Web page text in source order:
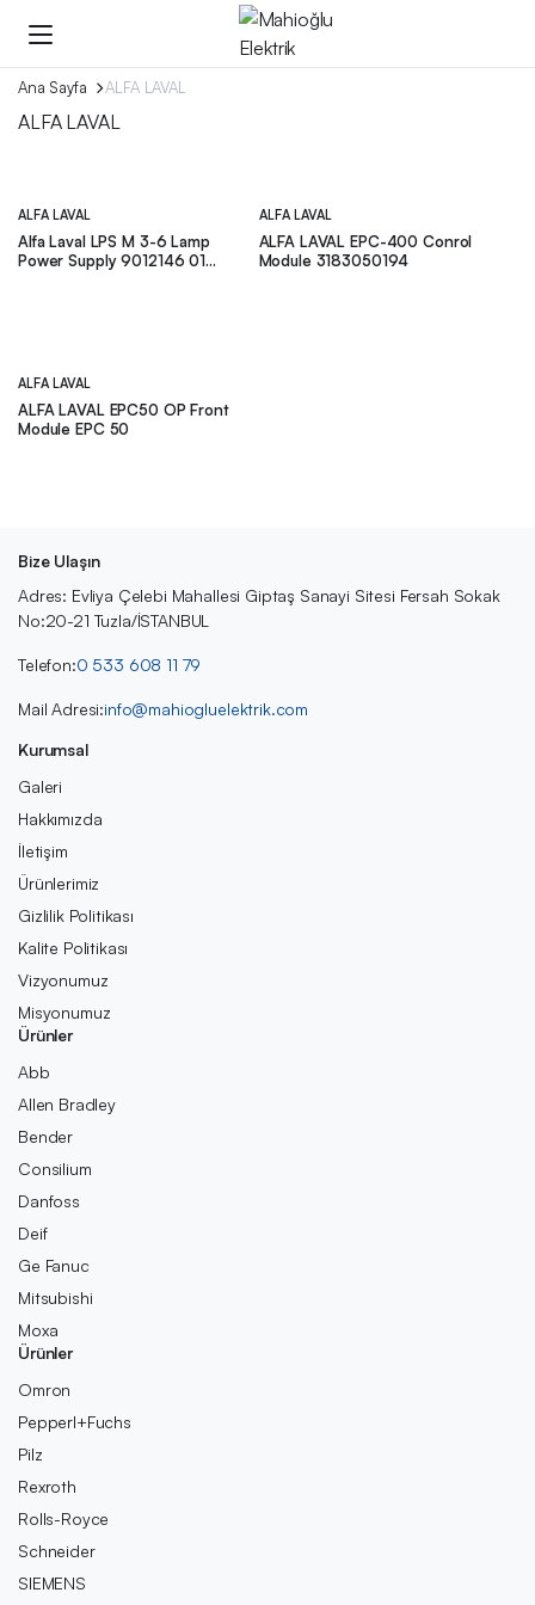
Ana Sayfa ALFA LAVAL
ALFA LAVAL
ALFA LAVAL
Alfa Laval LPS M 3-6 Lamp
Power Supply 9012146 01
ALFA LAVAL
ALFA LAVAL EPC-400 Conrol
Module 3183050194
ALFA LAVAL
ALFA LAVAL EPC50 OP Front
Module EPC 50
Bize Ulaşın
Adres: Evliya Çelebi Mahallesi Giptaş Sanayi Sitesi Fersah Sokak
No:20-21 Tuzla/İSTANBUL
Telefon:0 533 608 11 79
Mail Adresi:info@mahiogluelektrik.com
Kurumsal
Galeri
Hakkımızda
İletişim
Ürünlerimiz
Gizlilik Politikası
Kalite Politikası
Vizyonumuz
Misyonumuz
Ürünler
Abb
Allen Bradley
Bender
Consilium
Danfoss
Deif
Ge Fanuc
Mitsubishi
Moxa
Ürünler
Omron
Pepperl+Fuchs
Pilz
Rexroth
Rolls-Royce
Schneider
SIEMENS